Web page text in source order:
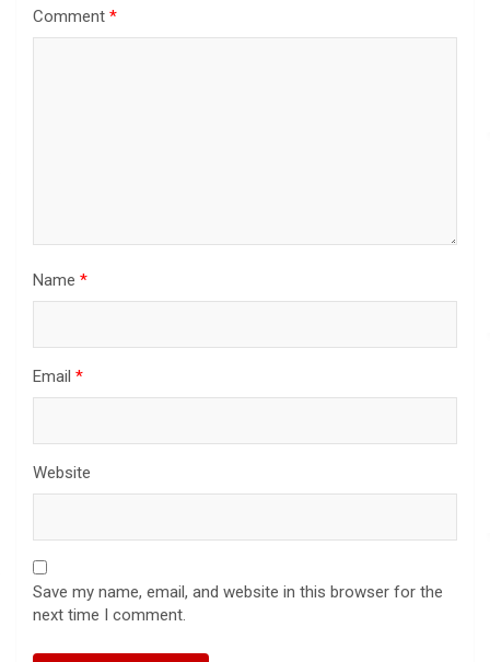
Comment *
Name *
Email *
Website
Save my name, email, and website in this browser for the
next time I comment.